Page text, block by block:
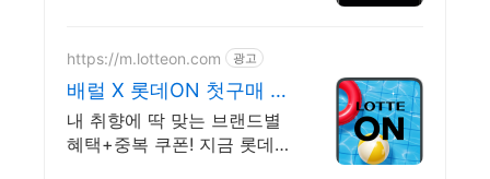
https://m.lotteon.com 광고
배럴 X 롯데ON 첫구매 최
대 5천원 혜택!
내 취향에 딱 맞는 브랜드별
혜택+중복 쿠폰! 지금 롯데온